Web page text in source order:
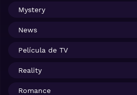
Mystery
News
Película de TV
Reality
Romance